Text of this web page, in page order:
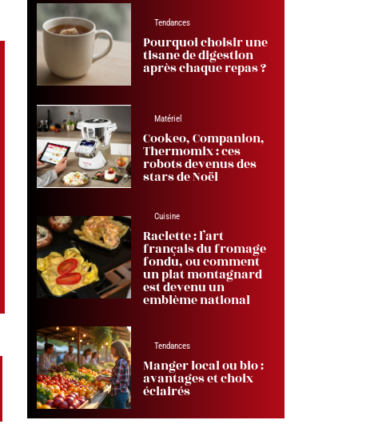
Tendances
Pourquoi choisir une
tisane de digestion
après chaque repas ?
Matériel
Cookeo, Companion,
Thermomix : ces
robots devenus des
stars de Noël
Cuisine
Raclette : l’art
français du fromage
fondu, ou comment
un plat montagnard
est devenu un
emblème national
Tendances
Manger local ou bio :
avantages et choix
éclairés